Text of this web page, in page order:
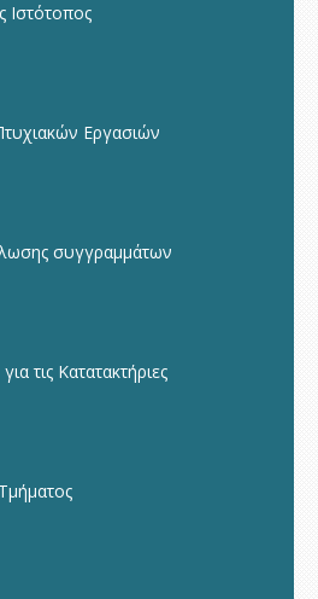
Ιστότοπος
Εργασιών
συγγραμμάτων
τις Κατατακτήριες